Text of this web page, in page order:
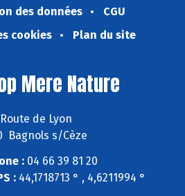
des données
CGU
cookies
Plan du site
Mere Nature
de Lyon
Bagnols s/Cèze
:04 66 39 81 20
:44,1718713 ° , 4,6211994 °